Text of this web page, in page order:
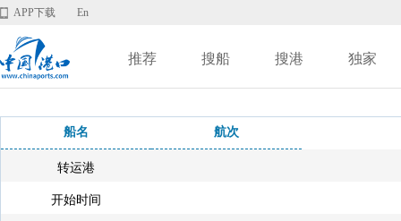
APP下载 En
推荐 搜船 搜港 独家
船名 航次
转运港
开始时间